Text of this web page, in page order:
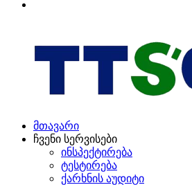
მთავარი
ჩვენი სერვისები
ინსპექტირება
ტესტირება
ქარხნის აუდიტი